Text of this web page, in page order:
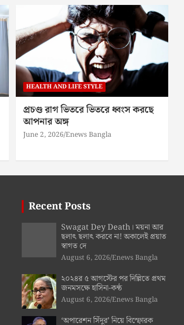
HEALTH AND LIFE STYLE
প্রচণ্ড রাগ ভিতরে ভিতরে ধ্বংস করছে
আপনার অঙ্গ
June 2, 2026 Enews Bangla
Recent Posts
Swagat Dey Death। ময়না আর
ছলাৎ ছলাৎ করবে না! অকালেই প্রয়াত
স্বাগত দে
August 6, 2026 Enews Bangla
২০২৪র ৫ আগস্টের পর দিল্লিতে প্রথম
জনমসক্ষে হাসিনা-কণ্ঠ
August 6, 2026 Enews Bangla
‘অপারেশন সিঁদুর’ নিয়ে বিস্ফোরক